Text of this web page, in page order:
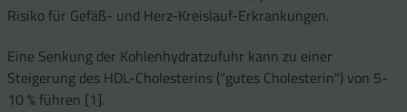
Risiko für Gefäß- und Herz-Kreislauf-Erkrankungen.
Eine Senkung der Kohlenhydratzufuhr kann zu einer
Steigerung des HDL-Cholesterins ("gutes Cholesterin") von 5-
10 % führen [1].